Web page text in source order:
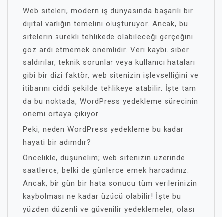
Web siteleri, modern iş dünyasında başarılı bir
dijital varlığın temelini oluşturuyor. Ancak, bu
sitelerin sürekli tehlikede olabileceği gerçeğini
göz ardı etmemek önemlidir. Veri kaybı, siber
saldırılar, teknik sorunlar veya kullanıcı hataları
gibi bir dizi faktör, web sitenizin işlevselliğini ve
itibarını ciddi şekilde tehlikeye atabilir. İşte tam
da bu noktada, WordPress yedekleme sürecinin
önemi ortaya çıkıyor.
Peki, neden WordPress yedekleme bu kadar
hayati bir adımdır?
Öncelikle, düşünelim; web sitenizin üzerinde
saatlerce, belki de günlerce emek harcadınız.
Ancak, bir gün bir hata sonucu tüm verilerinizin
kaybolması ne kadar üzücü olabilir! İşte bu
yüzden düzenli ve güvenilir yedeklemeler, olası